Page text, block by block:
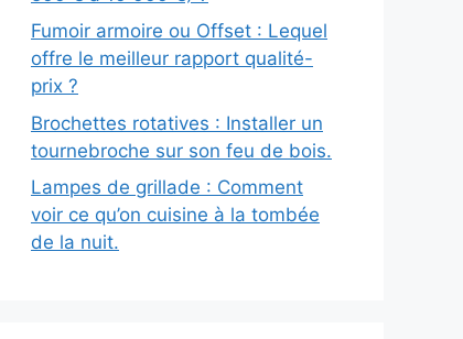
Fumoir armoire ou Offset : Lequel
offre le meilleur rapport qualité-
prix ?
Brochettes rotatives : Installer un
tournebroche sur son feu de bois.
Lampes de grillade : Comment
voir ce qu’on cuisine à la tombée
de la nuit.